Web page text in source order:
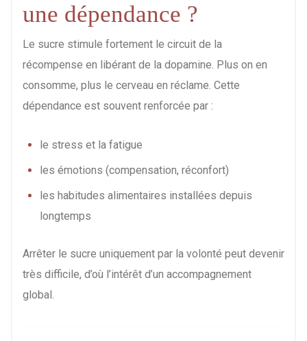
une dépendance ?
Le sucre stimule fortement le circuit de la
récompense en libérant de la dopamine. Plus on en
consomme, plus le cerveau en réclame. Cette
dépendance est souvent renforcée par :
le stress et la fatigue
les émotions (compensation, réconfort)
les habitudes alimentaires installées depuis
longtemps
Arrêter le sucre uniquement par la volonté peut devenir
très difficile, d’où l’intérêt d’un accompagnement
global.